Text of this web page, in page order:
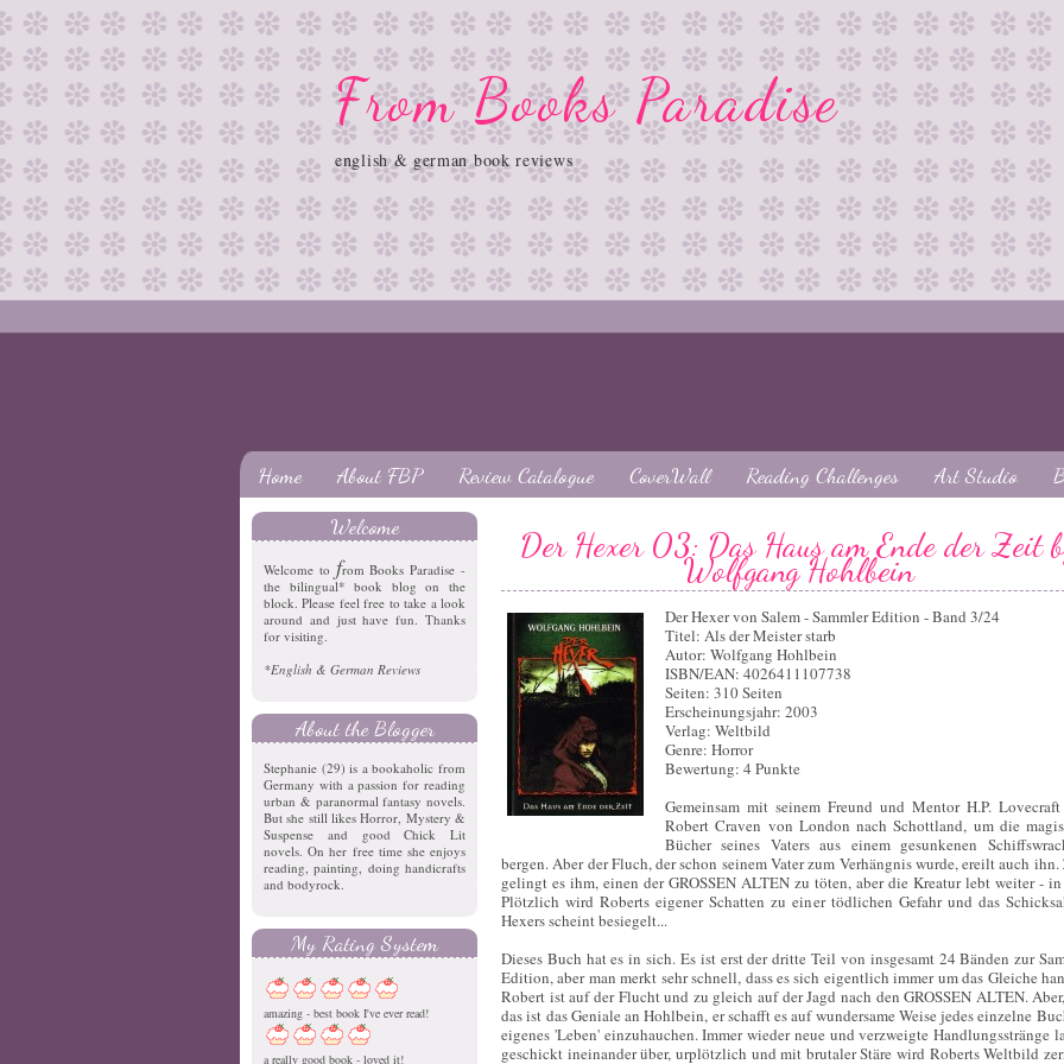
From Books Paradise
english & german book reviews
Home About FBP Review Catalogue CoverWall Reading Challenges Art Studio
Welcome
Welcome to from Books Paradise -
the bilingual* book blog on the
block. Please feel free to take a look
around and just have fun. Thanks
for visiting.
*English & German Reviews
About the Blogger
Stephanie (29) is a bookaholic from
Germany with a passion for reading
urban & paranormal fantasy novels.
But she still likes Horror, Mystery &
Suspense and good Chick Lit
novels. On her free time she enjoys
reading, painting, doing handicrafts
and bodyrock.
My Rating System
amazing - best book I've ever read!
a really good book - loved it!
Der Hexer 03: Das Haus am Ende der Zeit
Wolfgang Hohlbein
Der Hexer von Salem - Sammler Edition - Band 3/24
Titel: Als der Meister starb
Autor: Wolfgang Hohlbein
ISBN/EAN: 4026411107738
Seiten: 310 Seiten
Erscheinungsjahr: 2003
Verlag: Weltbild
Genre: Horror
Bewertung: 4 Punkte
Gemeinsam mit seinem Freund und Mentor H.P.
Robert Craven von London nach Schottland, um die
Bücher seines Vaters aus einem gesunkenen
bergen. Aber der Fluch, der schon seinem Vater zum Verhängnis wurde, ereilt auch ihn.
gelingt es ihm, einen der GROSSEN ALTEN zu töten, aber die Kreatur lebt weiter -
Plötzlich wird Roberts eigener Schatten zu einer tödlichen Gefahr und das
Hexers scheint besiegelt...
Dieses Buch hat es in sich. Es ist erst der dritte Teil von insgesamt 24 Bänden zur
Edition, aber man merkt sehr schnell, dass es sich eigentlich immer um das Gleiche
Robert ist auf der Flucht und zu gleich auf der Jagd nach den GROSSEN ALTEN.
das ist das Geniale an Hohlbein, er schafft es auf wundersame Weise jedes einzelne
eigenes 'Leben' einzuhauchen. Immer wieder neue und verzweigte Handlungsstränge
geschickt ineinander über, urplötzlich und mit brutaler Stäre wird Roberts Weltbild